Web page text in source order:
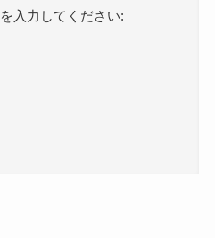
入力してください: